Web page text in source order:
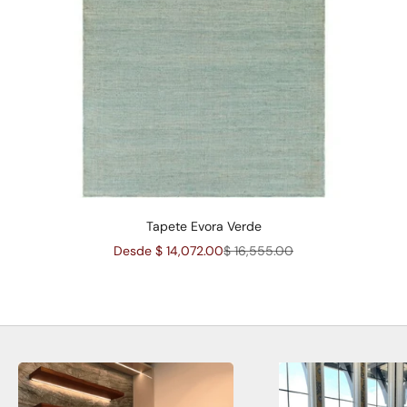
Tapete Evora Verde
Precio de oferta
Desde $ 14,072.00Precio normal
$ 16,555.00